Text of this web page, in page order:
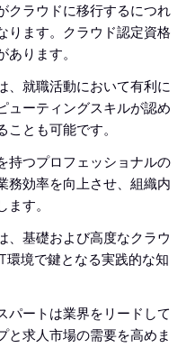
クラウドに移行するにつれ
ります。クラウド認定資格
ります。
、就職活動において有利に
ューティングスキルが認め
とも可能です。
持つプロフェッショナルの
務効率を向上させ、組織内
す。
、基礎および高度なクラウ
環境で鍵となる実践的な知
パートは業界をリードして
と求人市場の需要を高めま